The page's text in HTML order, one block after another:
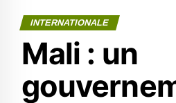
INTERNATIONALE
Mali : un